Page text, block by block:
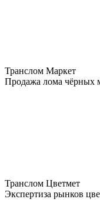
Транслом Маркет
Продажа лома чёрных
Транслом Цветмет
Экспертиза рынков